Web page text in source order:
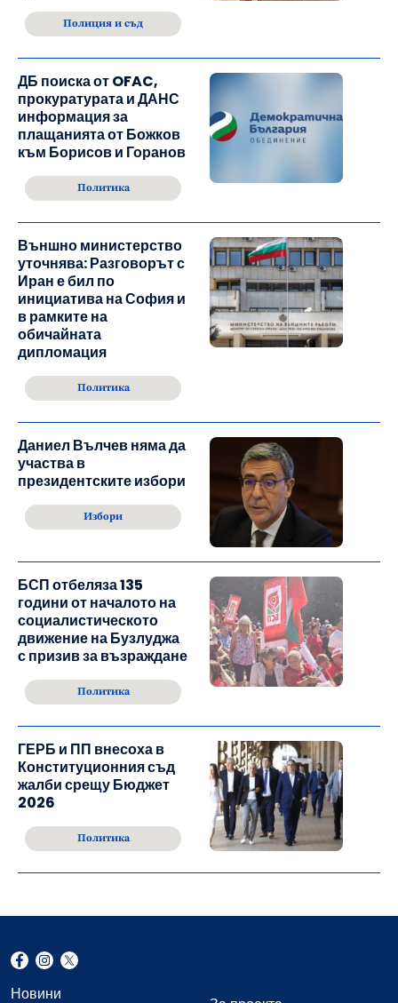
Полиция и съд
ДБ поиска от OFAC,
прокуратурата и ДАНС
информация за
плащанията от Божков
към Борисов и Горанов
Политика
Външно министерство
уточнява: Разговорът с
Иран е бил по
инициатива на София и
в рамките на
обичайната
дипломация
Политика
Даниел Вълчев няма да
участва в
президентските избори
Избори
БСП отбеляза 135
години от началото на
социалистическото
движение на Бузлуджа
с призив за възраждане
Политика
ГЕРБ и ПП внесоха в
Конституционния съд
жалби срещу Бюджет
2026
Политика
Новини